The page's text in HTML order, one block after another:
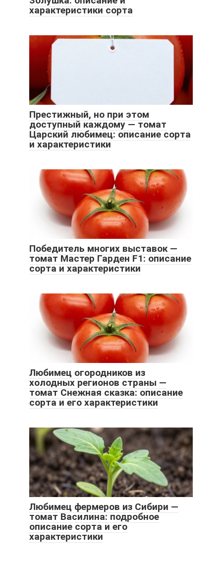
характеристики сорта
Престижный, но при этом
доступный каждому — томат
Царский любимец: описание сорта
и характеристики
Победитель многих выставок —
томат Мастер Гарден F1: описание
сорта и характеристики
Любимец огородников из
холодных регионов страны —
томат Снежная сказка: описание
сорта и его характеристики
Любимец фермеров из Сибири —
томат Василина: подробное
описание сорта и его
характеристики